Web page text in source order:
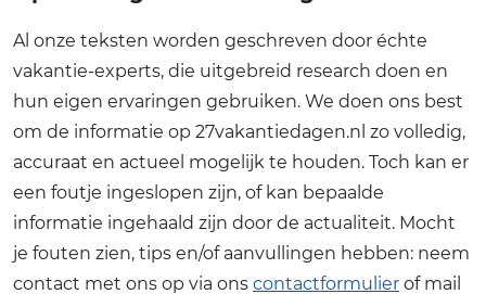
Al onze teksten worden geschreven door échte
vakantie-experts, die uitgebreid research doen en
hun eigen ervaringen gebruiken. We doen ons best
om de informatie op 27vakantiedagen.nl zo volledig,
accuraat en actueel mogelijk te houden. Toch kan er
een foutje ingeslopen zijn, of kan bepaalde
informatie ingehaald zijn door de actualiteit. Mocht
je fouten zien, tips en/of aanvullingen hebben: neem
contact met ons op via ons contactformulier of mail